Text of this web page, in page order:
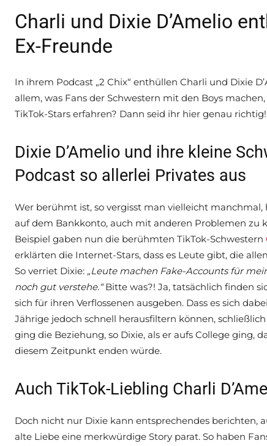
Charli und Dixie D’Amelio
Ex-Freunde
In ihrem Podcast „2 Chix“ enthüllen Charli und Dixie
allem, was Fans der Schwestern mit den Boys
TikTok-Stars erfahren? Dann seid ihr hier genau richtig!
Dixie D’Amelio und ihre kleine
Podcast so allerlei Privates aus
Wer berühmt ist, so vergisst man vielleicht
auf dem Bankkonto, auch mit anderen Problemen zu
Beispiel gaben nun die berühmten TikTok-Schwestern
erklärten die Internet-Stars, dass es Leute gibt, die
So verriet Dixie: „Leute machen Fake-Accounts für
noch gut verstehe.“Bitte was?! Ja, tatsächlich finden
sich für ihren Verflossenen ausgeben. Dass es sich
Jährige jedoch schnell herausfiltern können,
ging die Beziehung, so Dixie, als er aufs College ging,
diesem Zeitpunkt enden würde.
Auch TikTok-Liebling Charli
Doch nicht nur Dixie kann entsprechendes berichten,
alte Liebe eine merkwürdige Story parat. So haben